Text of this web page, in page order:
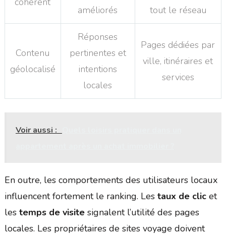
améliorés tout le réseau
Contenu
géolocalisé
Réponses
pertinentes et
intentions
locales
Pages dédiées par
ville, itinéraires et
services
Voir aussi :
En outre, les comportements des utilisateurs locaux
influencent fortement le ranking. Les taux de clicet
les temps de visitesignalent l’utilité des pages
locales. Les propriétaires de sites voyage doivent